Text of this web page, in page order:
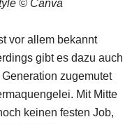
© Canva
vor allem bekannt
gibt es dazu auch
zugemutet
Mit Mitte
keinen festen Job,